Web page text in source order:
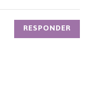
RESPONDER